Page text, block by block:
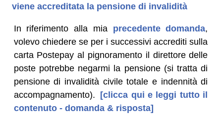
viene accreditata la pensione di invalidità
In riferimento alla mia precedente domanda,
volevo chiedere se per i successivi accrediti sulla
carta Postepay al pignoramento il direttore delle
poste potrebbe negarmi la pensione (si tratta di
pensione di invalidità civile totale e indennità di
accompagnamento). [clicca qui e leggi tutto il
contenuto - domanda & risposta]